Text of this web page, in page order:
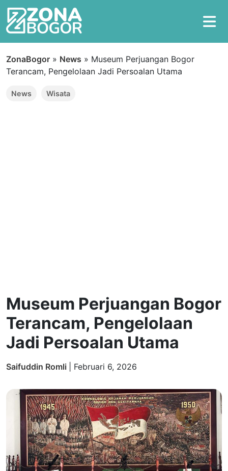
ZonaBogor » News » Museum Perjuangan Bogor
Terancam, Pengelolaan Jadi Persoalan Utama
News Wisata
Museum Perjuangan Bogor
Terancam, Pengelolaan
Jadi Persoalan Utama
Saifuddin Romli Februari 6, 2026